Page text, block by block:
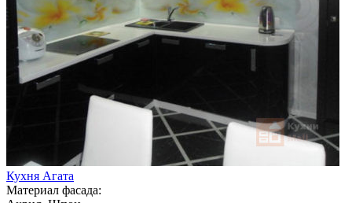
Кухня Агата
Материал фасада: